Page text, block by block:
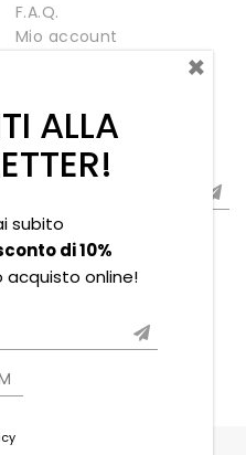
F.A.Q.
Mio account
ALLA
subito
di 10%
acquisto online!
×